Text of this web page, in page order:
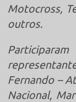
Motocross,
outros.
Fernando –
Nacional,